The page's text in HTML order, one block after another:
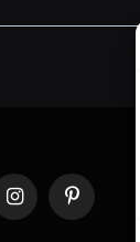
InstagramPinterest